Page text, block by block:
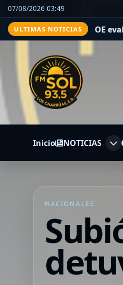
07/08/2026 03:49
ULTIMAS NOTICIAS
El COE evalúa
Inicio NOTICIAS
NACIONALES